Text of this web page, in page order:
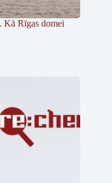
Kā Rīgas domei